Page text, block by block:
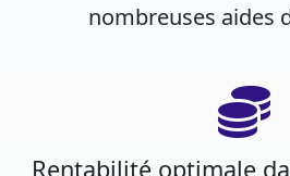
nombreuses aides
Rentabilité optimale